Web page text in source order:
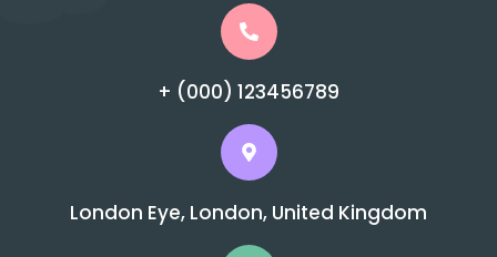
+ (000) 123456789
London Eye, London, United Kingdom